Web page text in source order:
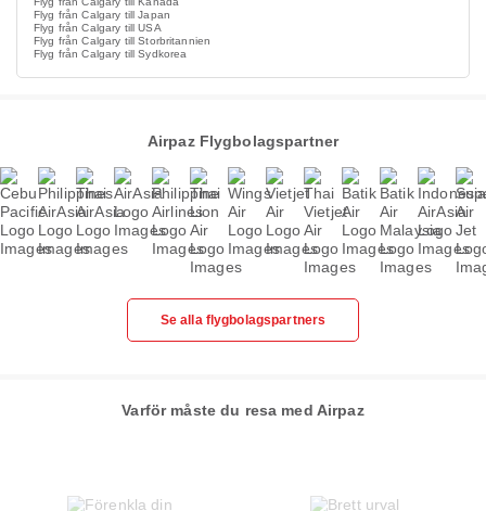
Flyg från Calgary till Japan
Flyg från Calgary till USA
Flyg från Calgary till Storbritannien
Flyg från Calgary till Sydkorea
Airpaz Flygbolagspartner
Se alla flygbolagspartners
Varför måste du resa med Airpaz